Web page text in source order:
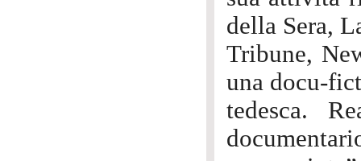
della Sera,
Tribune,
una docu-
tedesca.